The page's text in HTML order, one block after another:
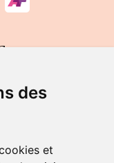
des
et
à 18h